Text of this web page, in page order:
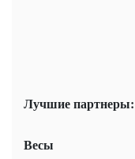
Лучшие партнеры:
Весы